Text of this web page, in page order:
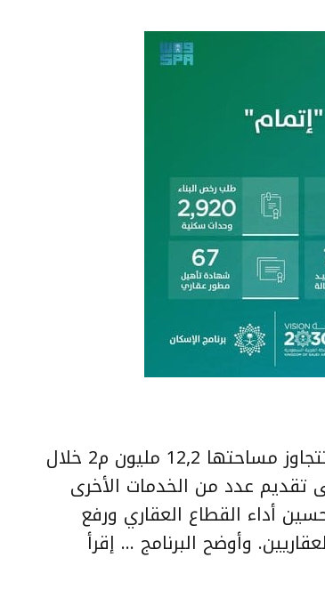
اعتمد مركز خدمات المطورين العقاريين “إتمام” 6 مخططات سكنية تتجاوز مساحتها 12,2 مليون م2 خلال
إلى تقديم عدد من الخدمات الأخرى
أداء القطاع العقاري ورفع
وأوضح البرنامج … إقرأ